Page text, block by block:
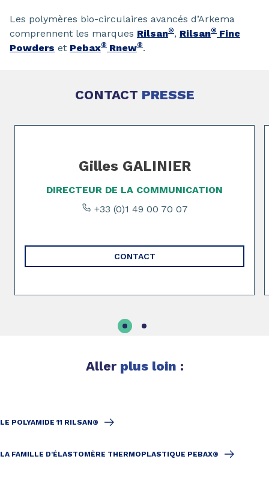
Les polymères bio-circulaires avancés d’Arkema
comprennent les marques Rilsan®, Rilsan® Fine
Powders et Pebax® Rnew®.
CONTACT PRESSE
Page 1 of 2
Gilles GALINIER
DIRECTEUR DE LA COMMUNICATION
+33 (0)1 49 00 70 07
CONTACT
Aller plus loin :
LE POLYAMIDE 11 RILSAN®
LA FAMILLE D'ÉLASTOMÈRE THERMOPLASTIQUE PEBAX®